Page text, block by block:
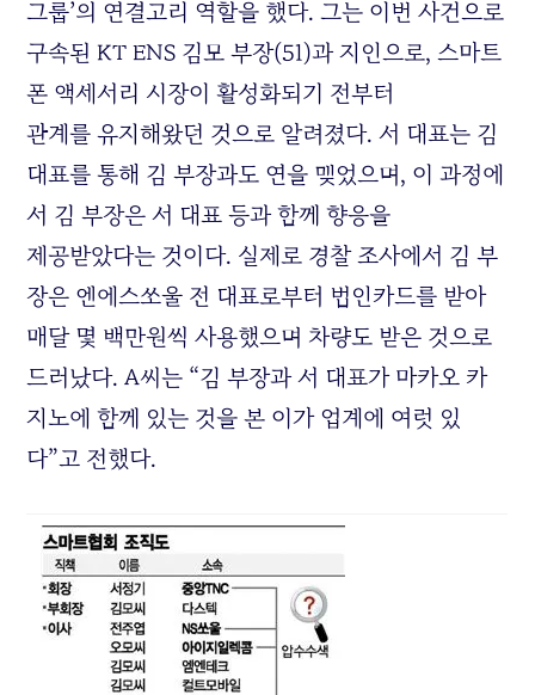
그룹’의 연결고리 역할을 했다. 그는 이번 사건으로
구속된 KT ENS 김모 부장(51)과 지인으로, 스마트
폰 액세서리 시장이 활성화되기 전부터
관계를 유지해왔던 것으로 알려졌다. 서 대표는 김
대표를 통해 김 부장과도 연을 맺었으며, 이 과정에
서 김 부장은 서 대표 등과 함께 향응을
제공받았다는 것이다. 실제로 경찰 조사에서 김 부
장은 엔에스쏘울 전 대표로부터 법인카드를 받아
매달 몇 백만원씩 사용했으며 차량도 받은 것으로
드러났다. A씨는 “김 부장과 서 대표가 마카오 카
지노에 함께 있는 것을 본 이가 업계에 여럿 있
다”고 전했다.